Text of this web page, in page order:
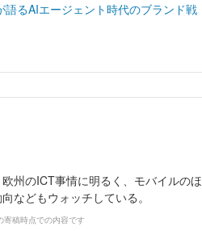
語るAIエージェント時代のブランド戦
州のICT事情に明るく、モバイルのほ
などもウォッチしている。
寄稿時点での内容です